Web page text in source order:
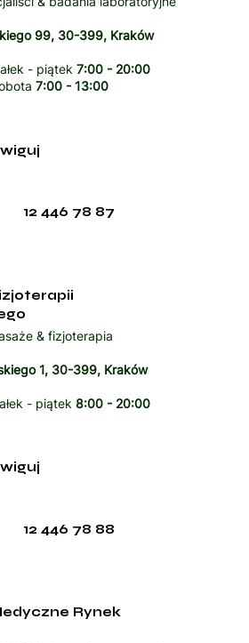
99, 30-399, Kraków
- piątek 7:00 - 20:00
7:00 - 13:00
12 446 78 87
& fizjoterapia
1, 30-399, Kraków
- piątek 8:00 - 20:00
12 446 78 88
Rynek